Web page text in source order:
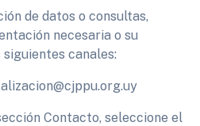
de datos o consultas,
necesaria o su
canales:
Contacto, seleccione el